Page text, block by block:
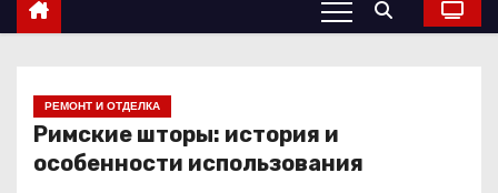
РЕМОНТ И ОТДЕЛКА
Римские шторы: история и
особенности использования